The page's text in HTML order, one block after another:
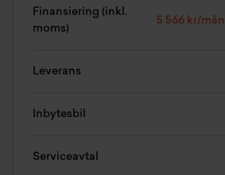
Finansiering (inkl.
moms)
5 566 kr/mån
Leverans
Inbytesbil
Serviceavtal